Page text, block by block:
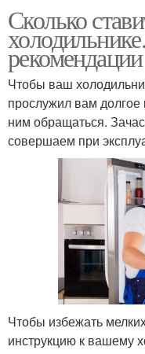
Сколько
рекомендации
Чтобы ваш
прослужил вам
ним обращаться.
совершаем при
Чтобы избежать
инструкцию к вашему